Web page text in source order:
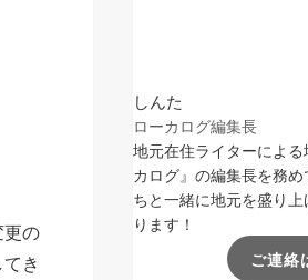
の
き
しんた
ローカログ編集長
地元在住ライターによ
カログ』の編集長を務
ちと一緒に地元を盛り
ります！
ご連絡